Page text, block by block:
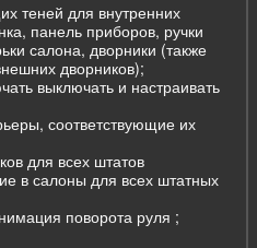
теней для внутренних
панель приборов, ручки
салона, дворники (также
дворников);
выключать и настраивать
соответствующие их
для всех штатов
в салоны для всех штатных
поворота руля ;